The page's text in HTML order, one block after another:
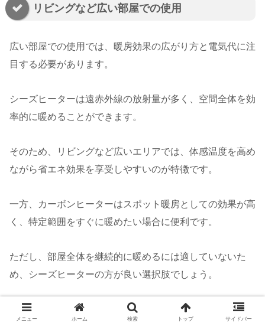
リビングなど広い部屋での使用
広い部屋での使用では、暖房効果の広がり方と電気代に注
目する必要があります。
シーズヒーターは遠赤外線の放射量が多く、空間全体を効
率的に暖めることができます。
そのため、リビングなど広いエリアでは、体感温度を高め
ながら省エネ効果を享受しやすいのが特徴です。
一方、カーボンヒーターはスポット暖房としての効果が高
く、特定範囲をすぐに暖めたい場合に便利です。
ただし、部屋全体を継続的に暖めるには適していないた
め、シーズヒーターの方が良い選択肢でしょう。
メニュー ホーム 検索 トップ サイドバー